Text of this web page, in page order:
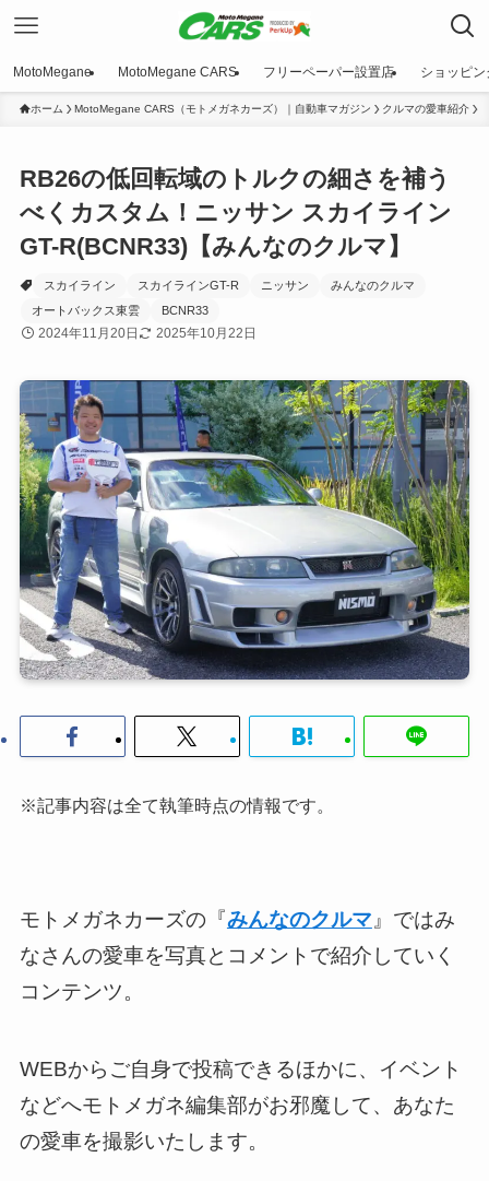
MotoMegane MotoMegane CARS フリーペーパー設置店 ショッピン
ホーム MotoMegane CARS（モトメガネカーズ）｜自動車マガジン クルマの愛車紹介
RB26の低回転域のトルクの細さを補う
べくカスタム！ニッサン スカイライン
GT-R(BCNR33)【みんなのクルマ】
スカイライン スカイラインGT-R ニッサン
みんなのクルマ
オートバックス東雲
BCNR33
2024年11月20日 2025年10月22日
※記事内容は全て執筆時点の情報です。
モトメガネカーズの『みんなのクルマ 』ではみ
なさんの愛車を写真とコメントで紹介していく
コンテンツ。
WEBからご自身で投稿できるほかに、イベント
などへモトメガネ編集部がお邪魔して、あなた
の愛車を撮影いたします。